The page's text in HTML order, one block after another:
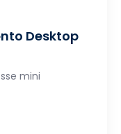
Desktop
mini